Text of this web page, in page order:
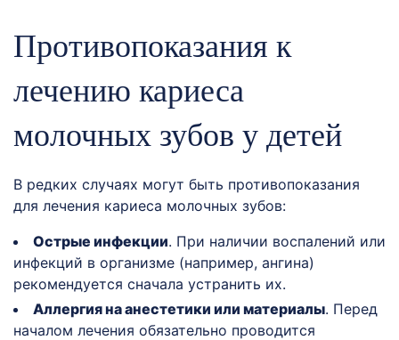
Противопоказания к
лечению кариеса
молочных зубов у детей
В редких случаях могут быть противопоказания
для лечения кариеса молочных зубов:
Острые инфекции. При наличии воспалений или
инфекций в организме (например, ангина)
рекомендуется сначала устранить их.
Аллергия на анестетики или материалы. Перед
началом лечения обязательно проводится